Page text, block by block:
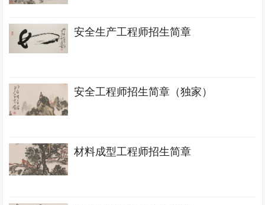
安全生产工程师招生简章
安全工程师招生简章（独家）
材料成型工程师招生简章